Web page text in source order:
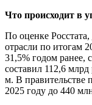
Что происходит в
По оценке
отрасли по итогам
31,5% годом ранее,
составил 112,6
м. В правительстве
2025 году до 440